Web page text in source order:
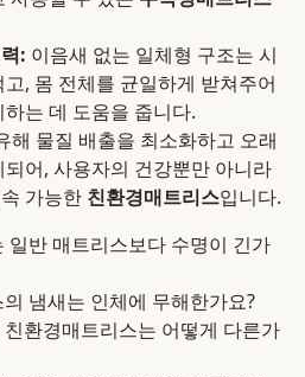
: 이음새 없는 일체형 구조는 시
, 몸 전체를 균일하게 받쳐주어
는 데 도움을 줍니다.
해 물질 배출을 최소화하고 오래
어, 사용자의 건강뿐만 아니라
가능한 친환경매트리스입니다.
일반 매트리스보다 수명이 긴가
냄새는 인체에 무해한가요?
환경매트리스는 어떻게 다른가